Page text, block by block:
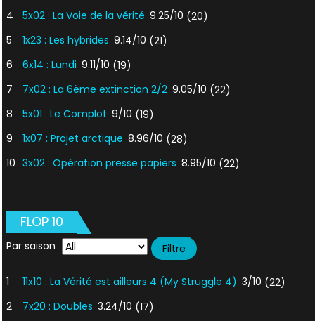
4
5x02 : La Voie de la vérité 9.25/10 (20)
5
1x23 : Les hybrides 9.14/10 (21)
6
6x14 : Lundi 9.11/10 (19)
7
7x02 : La 6ème extinction 2/2 9.05/10 (22)
8
5x01 : Le Complot 9/10 (19)
9
1x07 : Projet arctique 8.96/10 (28)
10 3x02 : Opération presse papiers 8.95/10 (22)
FLOP 10
Par saison
1 11x10 : La Vérité est ailleurs 4 (My Struggle 4) 3/10 (22)
2
7x20 : Doubles 3.24/10 (17)